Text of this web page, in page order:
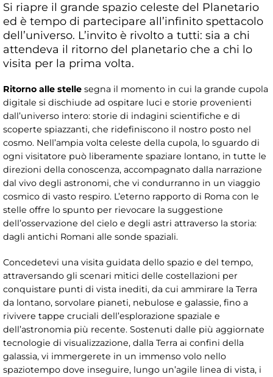
Si riapre il grande spazio celeste del Planetario
ed è tempo di partecipare all’infinito spettacolo
dell’universo. L’invito è rivolto a tutti: sia a chi
attendeva il ritorno del planetario che a chi lo
visita per la prima volta.
Ritorno alle stelle segna il momento in cui la grande cupola
digitale si dischiude ad ospitare luci e storie provenienti
dall’universo intero: storie di indagini scientifiche e di
scoperte spiazzanti, che ridefiniscono il nostro posto nel
cosmo. Nell’ampia volta celeste della cupola, lo sguardo di
ogni visitatore può liberamente spaziare lontano, in tutte le
direzioni della conoscenza, accompagnato dalla narrazione
dal vivo degli astronomi, che vi condurranno in un viaggio
cosmico di vasto respiro. L’eterno rapporto di Roma con le
stelle offre lo spunto per rievocare la suggestione
dell’osservazione del cielo e degli astri attraverso la storia:
dagli antichi Romani alle sonde spaziali.
Concedetevi una visita guidata dello spazio e del tempo,
attraversando gli scenari mitici delle costellazioni per
conquistare punti di vista inediti, da cui ammirare la Terra
da lontano, sorvolare pianeti, nebulose e galassie, fino a
rivivere tappe cruciali dell’esplorazione spaziale e
dell’astronomia più recente. Sostenuti dalle più aggiornate
tecnologie di visualizzazione, dalla Terra ai confini della
galassia, vi immergerete in un immenso volo nello
spaziotempo dove inseguire, lungo un’agile linea di vista, i